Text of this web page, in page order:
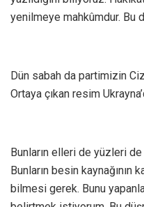
yenilmeye mahkûmdur. Bu
Dün sabah da partimizin
Ortaya çıkan resim
Bunların elleri de yüzleri
Bunların besin kaynağının
bilmesi gerek. Bunu